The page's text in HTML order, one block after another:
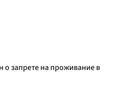
о запрете на проживание в